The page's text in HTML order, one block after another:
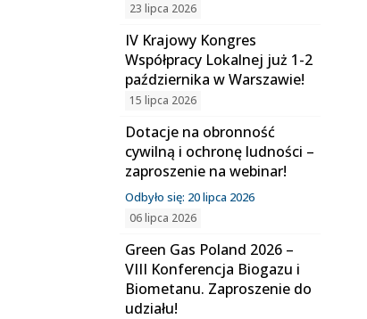
23 lipca 2026
IV Krajowy Kongres
Współpracy Lokalnej już 1-2
października w Warszawie!
15 lipca 2026
Dotacje na obronność
cywilną i ochronę ludności –
zaproszenie na webinar!
Odbyło się: 20 lipca 2026
06 lipca 2026
Green Gas Poland 2026 –
VIII Konferencja Biogazu i
Biometanu. Zaproszenie do
udziału!